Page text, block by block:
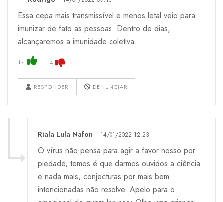
Essa cepa mais transmissível e menos letal veio para
imunizar de fato as pessoas. Dentro de dias,
alcançaremos a imunidade coletiva.
13 4
RESPONDER DENUNCIAR
Riala Lula Nafon 14/01/2022 12:23
O vírus não pensa para agir a favor nosso por
piedade, temos é que darmos ouvidos a ciência
e nada mais, conjecturas por mais bem
intencionadas não resolve. Apelo para o